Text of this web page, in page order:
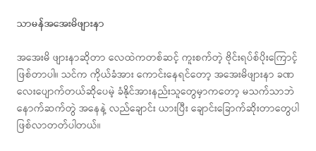
သာမန်အအေးမိဖျားနာ
အအေးမိ ဖျားနာဆိုတာ လေထဲကတစ်ဆင့် ကူးစက်တဲ့ ဗိုင်းရပ်စ်ပိုးကြောင့်
ဖြစ်တာပါ။ သင်က ကိုယ်ခံအား ကောင်းနေရင်တော့ အအေးမိဖျားနာ ခဏ
လေးပျောက်တယ်ဆိုပေမဲ့ ခံနိုင်အားနည်းသူတွေမှာကတော့ မသက်သာဘဲ
နောက်ဆက်တွဲ အနေနဲ့ လည်ချောင်း ယားပြီး ချောင်းခြောက်ဆိုးတာတွေပါ
ဖြစ်လာတတ်ပါတယ်။